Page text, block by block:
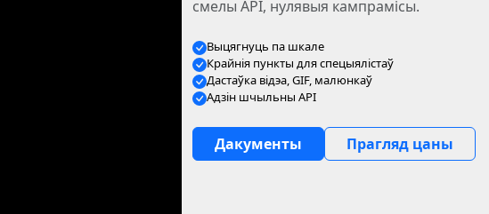
смелы API, нулявыя кампрамісы.
Выцягнуць па шкале
Крайнія пункты для спецыялістаў
Дастаўка відэа, GIF, малюнкаў
Адзін шчыльны API
Дакументы Прагляд цаны